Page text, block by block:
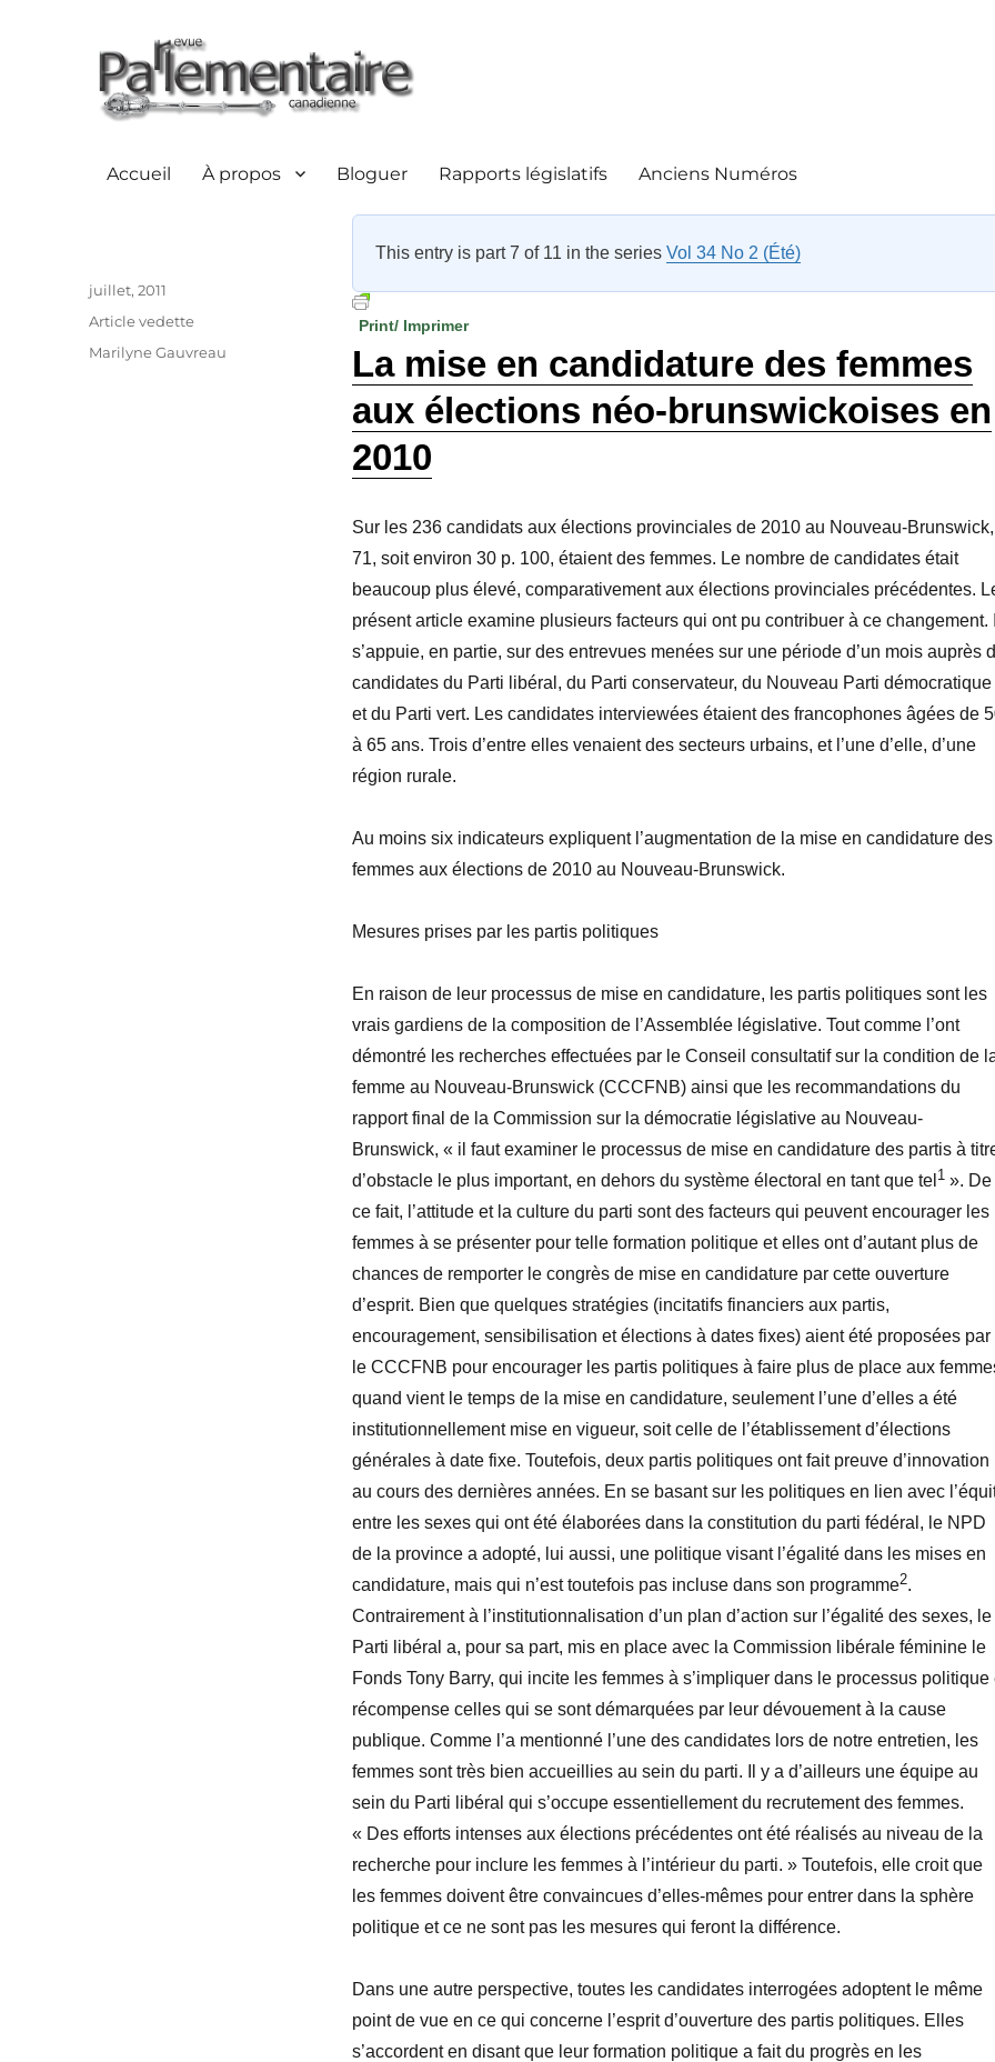
Accueil À propos Bloguer Rapports législatifs Anciens Numéros
This entry is part 7 of 11 in the series Vol 34 No 2 (Été)
Print/ Imprimer
La mise en candidature des femmes
aux élections néo-brunswickoises en
2010
Sur les 236 candidats aux élections provinciales de 2010 au Nouveau-Brunswick,
71, soit environ 30 p. 100, étaient des femmes. Le nombre de candidates était
beaucoup plus élevé, comparativement aux élections provinciales précédentes.
présent article examine plusieurs facteurs qui ont pu contribuer à ce changement.
s’appuie, en partie, sur des entrevues menées sur une période d’un mois auprès
candidates du Parti libéral, du Parti conservateur, du Nouveau Parti démocratique
et du Parti vert. Les candidates interviewées étaient des francophones âgées de
à 65 ans. Trois d’entre elles venaient des secteurs urbains, et l’une d’elle, d’une
région rurale.
Au moins six indicateurs expliquent l’augmentation de la mise en candidature des
femmes aux élections de 2010 au Nouveau-Brunswick.
Mesures prises par les partis politiques
En raison de leur processus de mise en candidature, les partis politiques sont les
vrais gardiens de la composition de l’Assemblée législative. Tout comme l’ont
démontré les recherches effectuées par le Conseil consultatif sur la condition de
femme au Nouveau-Brunswick (CCCFNB) ainsi que les recommandations du
rapport final de la Commission sur la démocratie législative au Nouveau-
Brunswick, « il faut examiner le processus de mise en candidature des partis à
d’obstacle le plus important, en dehors du système électoral en tant que tel 1». De
ce fait, l’attitude et la culture du parti sont des facteurs qui peuvent encourager les
femmes à se présenter pour telle formation politique et elles ont d’autant plus de
chances de remporter le congrès de mise en candidature par cette ouverture
d’esprit. Bien que quelques stratégies (incitatifs financiers aux partis,
encouragement, sensibilisation et élections à dates fixes) aient été proposées par
le CCCFNB pour encourager les partis politiques à faire plus de place aux
quand vient le temps de la mise en candidature, seulement l’une d’elles a été
institutionnellement mise en vigueur, soit celle de l’établissement d’élections
générales à date fixe. Toutefois, deux partis politiques ont fait preuve d’innovation
au cours des dernières années. En se basant sur les politiques en lien avec
entre les sexes qui ont été élaborées dans la constitution du parti fédéral, le NPD
de la province a adopté, lui aussi, une politique visant l’égalité dans les mises en
candidature, mais qui n’est toutefois pas incluse dans son programme2.
Contrairement à l’institutionnalisation d’un plan d’action sur l’égalité des sexes, le
Parti libéral a, pour sa part, mis en place avec la Commission libérale féminine le
Fonds Tony Barry, qui incite les femmes à s’impliquer dans le processus politique
récompense celles qui se sont démarquées par leur dévouement à la cause
publique. Comme l’a mentionné l’une des candidates lors de notre entretien, les
femmes sont très bien accueillies au sein du parti. Il y a d’ailleurs une équipe au
sein du Parti libéral qui s’occupe essentiellement du recrutement des femmes.
« Des efforts intenses aux élections précédentes ont été réalisés au niveau de la
recherche pour inclure les femmes à l’intérieur du parti. » Toutefois, elle croit que
les femmes doivent être convaincues d’elles-mêmes pour entrer dans la sphère
politique et ce ne sont pas les mesures qui feront la différence.
Dans une autre perspective, toutes les candidates interrogées adoptent le même
point de vue en ce qui concerne l’esprit d’ouverture des partis politiques. Elles
s’accordent en disant que leur formation politique a fait du progrès en les
Auteur
Publié
juillet, 2011
Catégories
Article vedette
Étiquettes
Marilyne Gauvreau